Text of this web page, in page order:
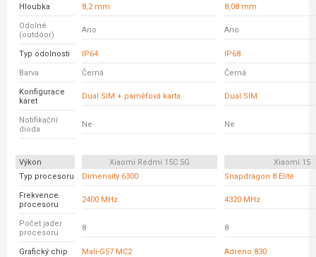
Hloubka 8,2 mm 8,08 mm
Odolné
(outdoor)
Ano Ano
Typ odolnosti IP64 IP68
Barva Černá Černá
Konfigurace
karet
Dual SIM + paměťová karta Dual SIM
Notifikační
dioda
Ne Ne
Výkon Xiaomi Redmi 15C 5G
Xiaomi 15
Typ procesoru
Dimensity 6300 Snapdragon 8 Elite
Frekvence
procesoru
2400 MHz 4320 MHz
Počet jader
procesoru
8 8
Grafický chip Mali-G57 MC2 Adreno 830